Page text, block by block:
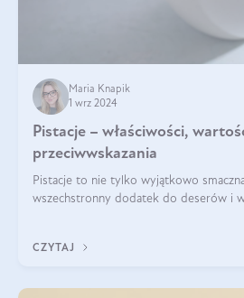
Maria Knapik
1 wrz 2024
Pistacje – właściwości,
przeciwwskazania
Pistacje to nie tylko wyjątkowo
wszechstronny dodatek do deserów i
CZYTAJ